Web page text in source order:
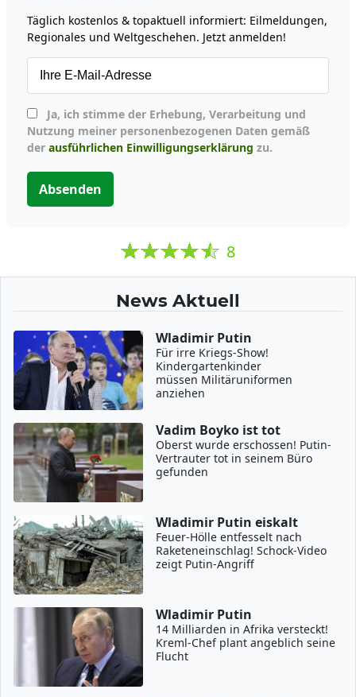
Täglich kostenlos & topaktuell informiert: Eilmeldungen,
Regionales und Weltgeschehen. Jetzt anmelden!
Nutzung meiner personenbezogenen Daten gemäß
der ausführlichen Einwilligungserklärung zu.
Absenden
8
News Aktuell
Wladimir Putin
Für irre Kriegs-Show!
Kindergartenkinder
müssen Militäruniformen
anziehen
Vadim Boyko ist tot
Oberst wurde erschossen! Putin-
Vertrauter tot in seinem Büro
gefunden
Wladimir Putin eiskalt
Feuer-Hölle entfesselt nach
Raketeneinschlag! Schock-Video
zeigt Putin-Angriff
Wladimir Putin
14 Milliarden in Afrika versteckt!
Kreml-Chef plant angeblich seine
Flucht